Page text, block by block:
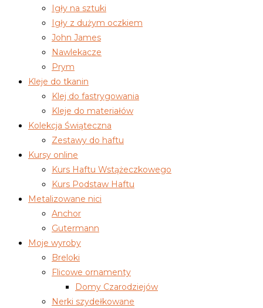
Igły na sztuki
Igły z dużym oczkiem
John James
Nawlekacze
Prym
Kleje do tkanin
Klej do fastrygowania
Kleje do materiałów
Kolekcja Świąteczna
Zestawy do haftu
Kursy online
Kurs Haftu Wstążeczkowego
Kurs Podstaw Haftu
Metalizowane nici
Anchor
Gutermann
Moje wyroby
Breloki
Flicowe ornamenty
Domy Czarodziejów
Nerki szydełkowane